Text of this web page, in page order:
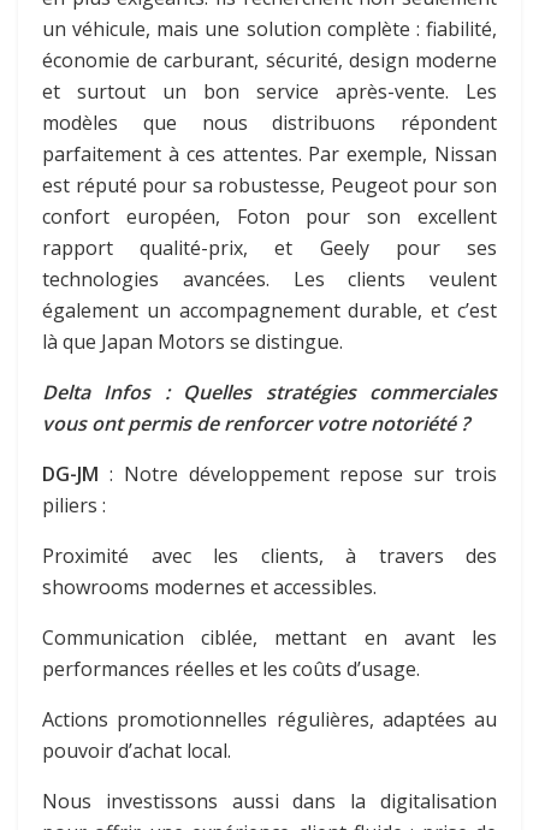
un véhicule, mais une solution complète : fiabilité,
économie de carburant, sécurité, design moderne
et surtout un bon service après-vente. Les
modèles que nous distribuons répondent
parfaitement à ces attentes. Par exemple, Nissan
est réputé pour sa robustesse, Peugeot pour son
confort européen, Foton pour son excellent
rapport qualité-prix, et Geely pour ses
technologies avancées. Les clients veulent
également un accompagnement durable, et c’est
là que Japan Motors se distingue.
Delta Infos : Quelles stratégies commerciales
vous ont permis de renforcer votre notoriété ?
DG-JM : Notre développement repose sur trois
piliers :
Proximité avec les clients, à travers des
showrooms modernes et accessibles.
Communication ciblée, mettant en avant les
performances réelles et les coûts d’usage.
Actions promotionnelles régulières, adaptées au
pouvoir d’achat local.
Nous investissons aussi dans la digitalisation